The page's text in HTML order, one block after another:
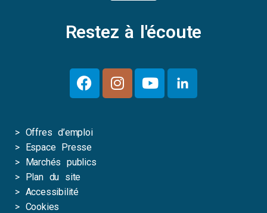
Restez à l'écoute
> Offres d’emploi
> Espace Presse
> Marchés publics
> Plan du site
> Accessibilité
> Cookies